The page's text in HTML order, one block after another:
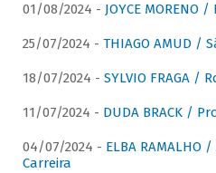
01/08/2024 - JOYCE MORENO
25/07/2024 - THIAGO AMUD /
18/07/2024 - SYLVIO FRAGA /
11/07/2024 - DUDA BRACK /
04/07/2024 - ELBA RAMALHO
Carreira